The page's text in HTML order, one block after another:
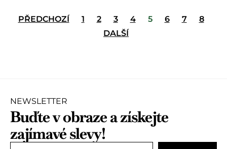
PŘEDCHOZÍ 1 2 3 4 5 6 7
8
DALŠÍ
NEWSLETTER
Buďte v obraze a získejte
zajímavé slevy!